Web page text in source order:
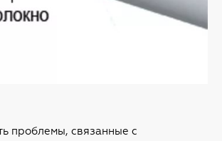
проблемы, связанные с